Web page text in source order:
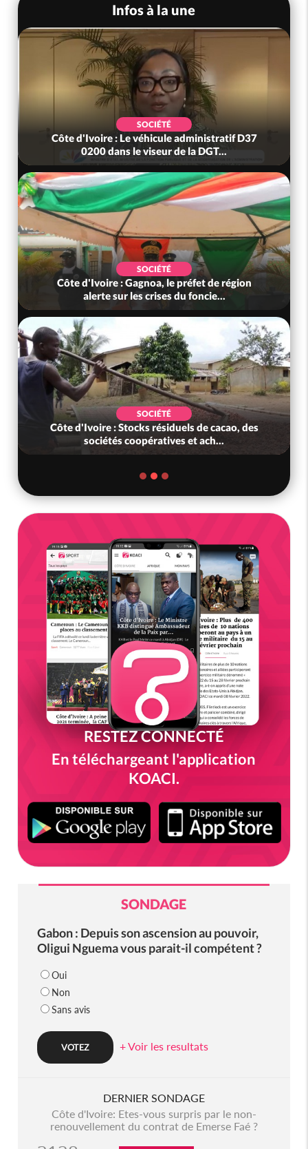
Infos à la une
SOCIÉTÉ
Côte d'Ivoire : Le véhicule administratif D37
0200 dans le viseur de la DGT...
SOCIÉTÉ
Côte d'Ivoire : Gagnoa, le préfet de région
alerte sur les crises du foncie...
SOCIÉTÉ
Côte d'Ivoire : Stocks résiduels de cacao, des
sociétés coopératives et ach...
RESTEZ CONNECTÉ
En téléchargeant l'application
KOACI.
SONDAGE
Gabon : Depuis son ascension au pouvoir,
Oligui Nguema vous parait-il compétent ?
Oui
Non
Sans avis
+ Voir les resultats
DERNIER SONDAGE
Côte d'Ivoire: Etes-vous surpris par le non-
renouvellement du contrat de Emerse Faé ?